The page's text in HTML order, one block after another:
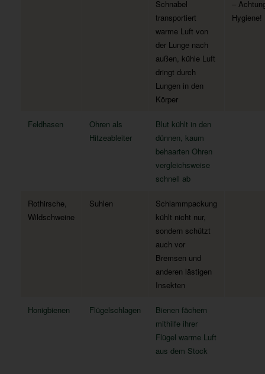
Schnabel
transportiert
warme Luft von
der Lunge nach
außen, kühle Luft
dringt durch
Lungen in den
Körper
–
Hygiene!
Feldhasen
Ohren als
Hitzeableiter
Blut kühlt in den
dünnen, kaum
behaarten Ohren
vergleichsweise
schnell ab
Rothirsche,
Wildschweine
Suhlen
Schlammpackung
kühlt nicht nur,
sondern schützt
auch vor
Bremsen und
anderen lästigen
Insekten
Honigbienen Flügelschlagen
Bienen fächern
mithilfe ihrer
Flügel warme Luft
aus dem Stock